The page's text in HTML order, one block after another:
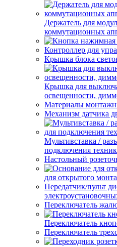
Держатель для
коммутационных
Контроллер для
Крышка блока
Крышка для
освещенности,
Материалы
Механизм датчика
Мультивставка /
подключения
Настольный
для открытого
Передатчик/пульт
Переключатель
Переключатель
Переключатель